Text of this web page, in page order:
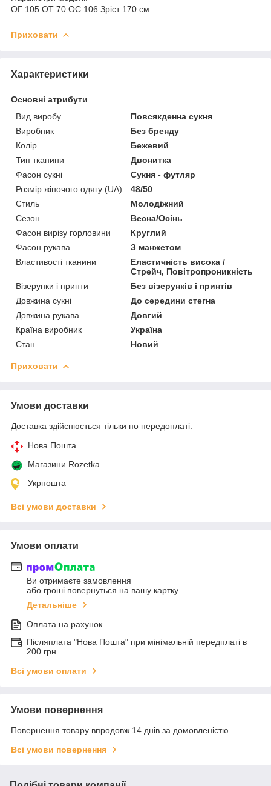
ОГ 105 ОТ 70 ОС 106 Зріст 170 см
Приховати
Характеристики
Основні атрибути
Вид виробу
Повсякденна сукня
Виробник
Без бренду
Колір
Бежевий
Тип тканини
Двонитка
Фасон сукні
Сукня - футляр
Розмір жіночого одягу (UA)
48/50
Стиль
Молодіжний
Сезон
Весна/Осінь
Фасон вирізу горловини
Круглий
Фасон рукава
З манжетом
Властивості тканини
Еластичність висока /
Стрейч, Повітропроникність
Візерунки і принти
Без візерунків і принтів
Довжина сукні
До середини стегна
Довжина рукава
Довгий
Країна виробник
Україна
Стан
Новий
Приховати
Умови доставки
Доставка здійснюється тільки по передоплаті.
Нова Пошта
Магазини Rozetka
Укрпошта
Всі умови доставки
Умови оплати
Ви отримаєте замовлення
або гроші повернуться на вашу картку
Детальніше
Оплата на рахунок
Післяплата "Нова Пошта" при мінімальній передплаті в
200 грн.
Всі умови оплати
Умови повернення
Повернення товару впродовж 14 днів за домовленістю
Всі умови повернення